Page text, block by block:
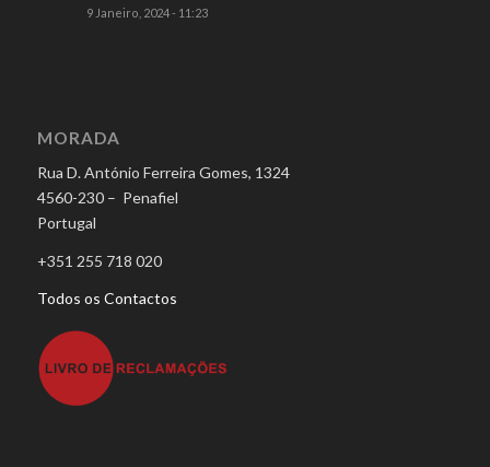
9 Janeiro, 2024 - 11:23
MORADA
Rua D. António Ferreira Gomes, 1324
4560-230 – Penafiel
Portugal
+351 255 718 020
Todos os Contactos